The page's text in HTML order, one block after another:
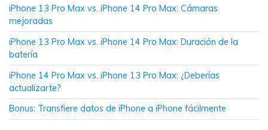
Welastseen
WhatsApp.
iPhone 13 Pro Max vs. iPhone 14 Pro Max: Cámaras
mejoradas
iPhone 13 Pro Max vs. iPhone 14 Pro Max: Duración de la
batería
iPhone 14 Pro Max vs. iPhone 13 Pro Max: ¿Deberías
actualizarte?
Bonus: Transfiere datos de iPhone a iPhone fácilmente